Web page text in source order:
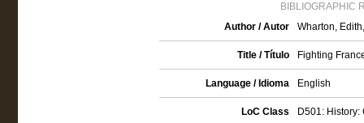
BIBLIOGRAPHIC
Author / Autor
Wharton,
Title / Título Fighting
Language / Idioma English
LoC Class D501: